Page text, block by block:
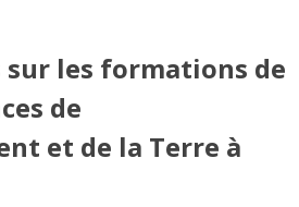
sur les formations de
de
et de la Terre à